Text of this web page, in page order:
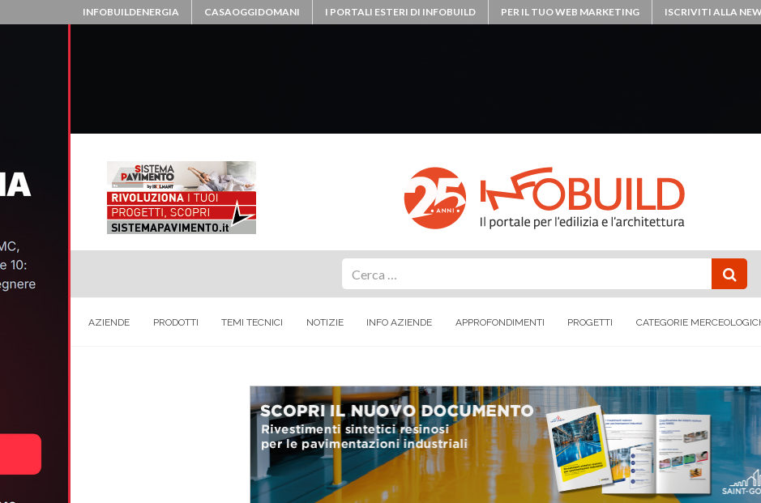
INFOBUILDENERGIA CASAOGGIDOMANI I PORTALI ESTERI DI INFOBUILD PER IL TUO WEB MARKETING ISCRIVITI ALLA
AZIENDE PRODOTTI TEMI TECNICI NOTIZIE INFO AZIENDE APPROFONDIMENTI PROGETTI CATEGORIE